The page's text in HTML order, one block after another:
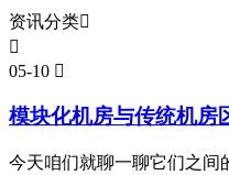
资讯分类

05-10 
模块化机房与传统机房
今天咱们就聊一聊它们之间